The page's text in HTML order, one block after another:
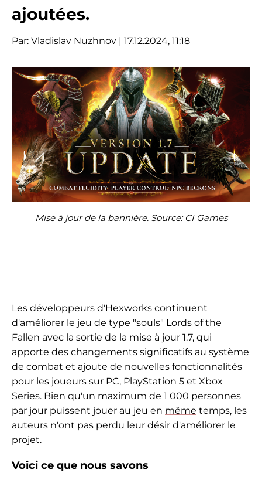
ajoutées.
Par: Vladislav Nuzhnov | 17.12.2024, 11:18
Mise à jour de la bannière. Source: CI Games
Les développeurs d'Hexworks continuent
d'améliorer le jeu de type "souls" Lords of the
Fallen avec la sortie de la mise à jour 1.7, qui
apporte des changements significatifs au système
de combat et ajoute de nouvelles fonctionnalités
pour les joueurs sur PC, PlayStation 5 et Xbox
Series. Bien qu'un maximum de 1 000 personnes
par jour puissent jouer au jeu en même temps, les
auteurs n'ont pas perdu leur désir d'améliorer le
projet.
Voici ce que nous savons